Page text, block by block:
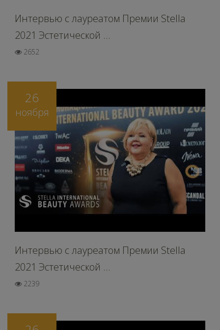
Интервью c лауреатом Премии Stella
2021 Эстетической ...
2652
26
ноября
Интервью c лауреатом Премии Stella
2021 Эстетической ...
2239